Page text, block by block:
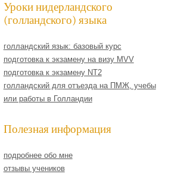
Уроки нидерландского
(голландского) языка
голландский язык: базовый курс
подготовка к экзамену на визу MVV
подготовка к экзамену NT2
голландский для отъезда на ПМЖ, учебы
или работы в Голландии
Полезная информация
подробнее обо мне
отзывы учеников